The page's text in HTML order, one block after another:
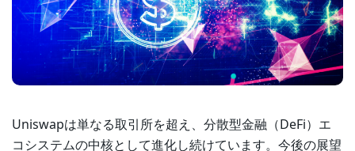
Uniswapは単なる取引所を超え、分散型金融（DeFi）エ
コシステムの中核として進化し続けています。今後の展望